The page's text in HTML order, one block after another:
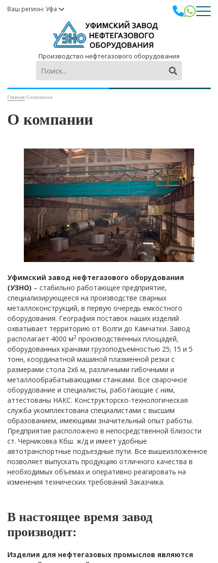
Ваш регион: Уфа
Производство нефтегазового оборудования
Главная-О компании
О компании
Уфимский завод нефтегазового оборудования
(УЗНО) – стабильно работающее предприятие,
специализирующееся на производстве сварных
металлоконструкций, в первую очередь емкостного
оборудования. География поставок наших изделий
охватывает территорию от Волги до Камчатки. Завод
располагает 4000 м2 производственных площадей,
оборудованных кранами грузоподъемностью 25; 15 и 5
тонн, координатной машиной плазменной резки с
размерами стола 2x6 м, различными гибочными и
металлообрабатывающими станками. Все сварочное
оборудование и специалисты, работающие с ним,
аттестованы НАКС. Конструкторско-технологическая
служба укомплектована специалистами с высшим
образованием, имеющими значительный опыт работы.
Предприятие расположено в непосредственной близости
ст. Черниковка Кбш. ж/д и имеет удобные
автотранспортные подъездные пути. Все вышеизложенное
позволяет выпускать продукцию отличного качества в
необходимых объемах и оперативно реагировать на
изменения технических требований Заказчика.
В настоящее время завод
производит:
Изделия для нефтегазовых промыслов являются